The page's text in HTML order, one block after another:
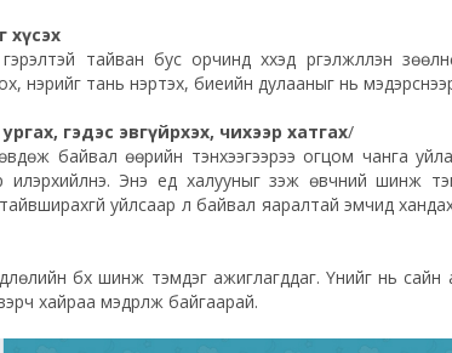
хүсэх
тайван бус орчинд хүүхэд үргэлжлүүлэн
үнэрийг тань үнэртэх, биеийн дулааныг нь
гэдэс эвгүйрхэх, чихээр хатгах/
өвдөж байвал өөрийн тэнхээгээрээ огцом чанга
илэрхийлнэ. Энэ үед халууныг үзэж өвчний шинж
тайвширахгүй уйлсаар л байвал яаралтай эмчид
бүх шинж тэмдэг ажиглагддаг. Үүнийг нь
хайраа мэдрүүлж байгаарай.